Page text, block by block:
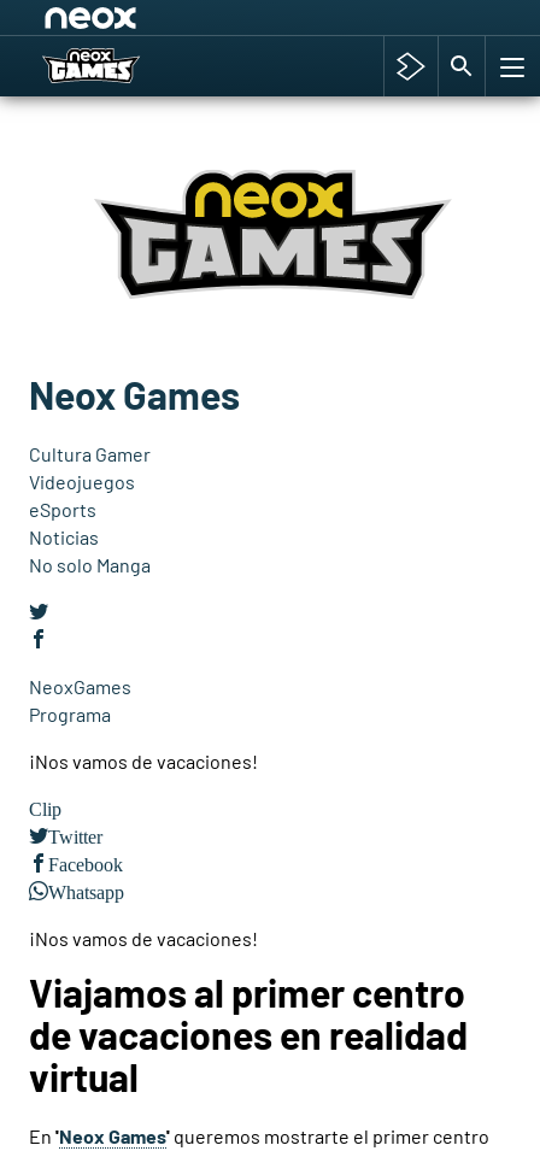
Hyrule Warriors: La Era del Cataclismo
Super Mario cafetería oficial
Cyberpunk 2077
Hyrule Warriors
Asia peculiar tradición
Neox Games
Cultura Gamer
Videojuegos
eSports
Noticias
No solo Manga
NeoxGames
Programa
¡Nos vamos de vacaciones!
Clip
Twitter
Facebook
Whatsapp
¡Nos vamos de vacaciones!
Viajamos al primer centro
de vacaciones en realidad
virtual
En 'Neox Games' queremos mostrarte el primer centro